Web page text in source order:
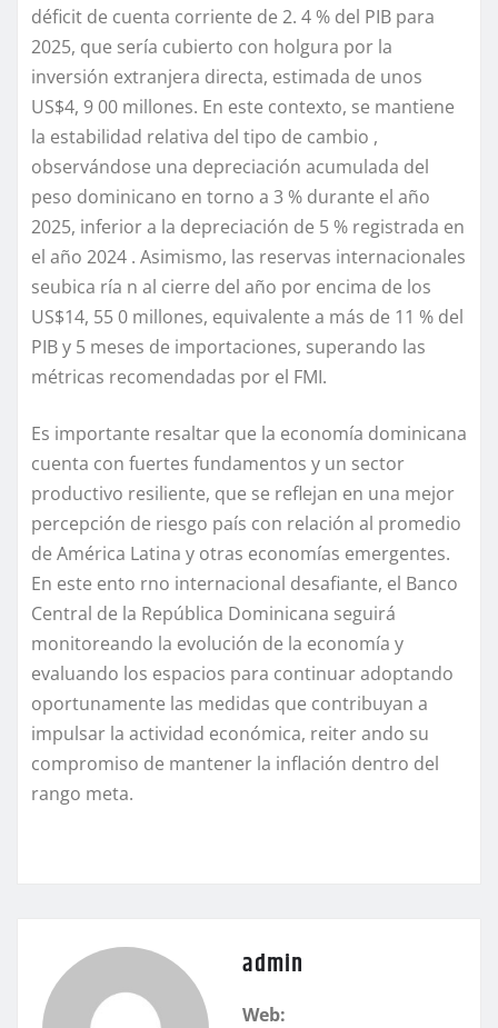
déficit de cuenta corriente de 2. 4 % del PIB para
2025, que sería cubierto con holgura por la
inversión extranjera directa, estimada de unos
US$4, 9 00 millones. En este contexto, se mantiene
la estabilidad relativa del tipo de cambio ,
observándose una depreciación acumulada del
peso dominicano en torno a 3 % durante el año
2025, inferior a la depreciación de 5 % registrada en
el año 2024 . Asimismo, las reservas internacionales
seubica ría n al cierre del año por encima de los
US$14, 55 0 millones, equivalente a más de 11 % del
PIB y 5 meses de importaciones, superando las
métricas recomendadas por el FMI.
Es importante resaltar que la economía dominicana
cuenta con fuertes fundamentos y un sector
productivo resiliente, que se reflejan en una mejor
percepción de riesgo país con relación al promedio
de América Latina y otras economías emergentes.
En este ento rno internacional desafiante, el Banco
Central de la República Dominicana seguirá
monitoreando la evolución de la economía y
evaluando los espacios para continuar adoptando
oportunamente las medidas que contribuyan a
impulsar la actividad económica, reiter ando su
compromiso de mantener la inflación dentro del
rango meta.
admin
Web: